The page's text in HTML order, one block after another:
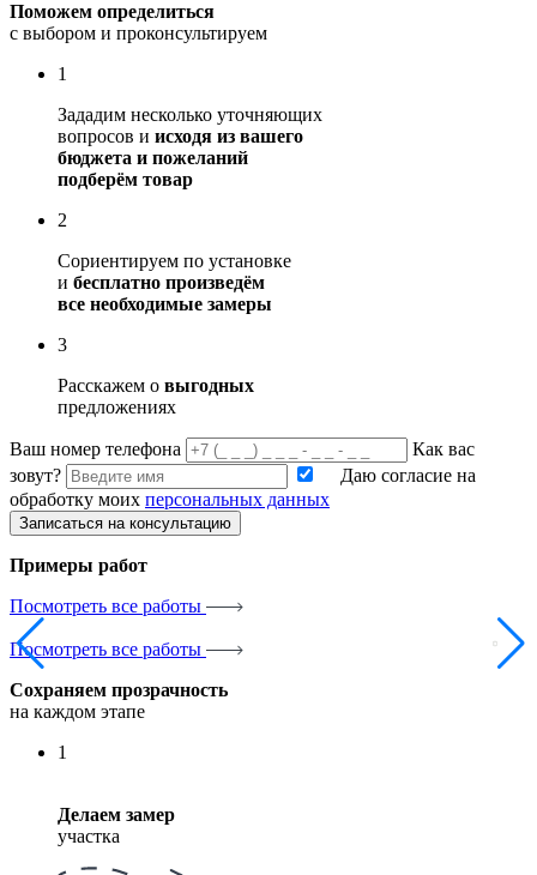
Поможем определиться
с выбором и проконсультируем
1
Зададим несколько уточняющих
вопросов и исходя из вашего
бюджета и пожеланий
подберём товар
2
Сориентируем по установке
и бесплатно произведём
все необходимые замеры
3
Расскажем о выгодных
предложениях
Ваш номер телефона
Как вас
зовут?
Даю согласие на
обработку моих персональных данных
Записаться на консультацию
Примеры работ
Посмотреть все работы
Посмотреть все работы
Сохраняем прозрачность
на каждом этапе
1
Делаем замер
участка